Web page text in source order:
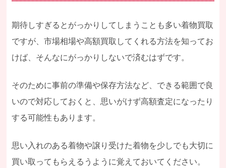
期待しすぎるとがっかりしてしまうことも多い着物買取
ですが、市場相場や高額買取してくれる方法を知ってお
けば、そんなにがっかりしないで済むはずです。
そのために事前の準備や保存方法など、できる範囲で良
いので対応しておくと、思いがけず高額査定になったり
する可能性もあります。
思い入れのある着物や譲り受けた着物を少しでも大切に
買い取ってもらえるうように覚えておいてください。